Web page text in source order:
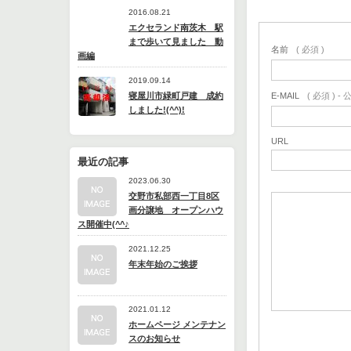
2016.08.21
エクセランド南茨木 駅
まで歩いて見ました 動
画編
2019.09.14
寝屋川市緑町戸建 成約
しました!(^^)!
最近の記事
2023.06.30
交野市私部西一丁目8区
画分譲地 オープンハウ
ス開催中(^^♪
2021.12.25
年末年始のご挨拶
2021.01.12
ホームページ メンテナン
スのお知らせ
名前 ( 必須 )
E-MAIL ( 必須 ) -
URL